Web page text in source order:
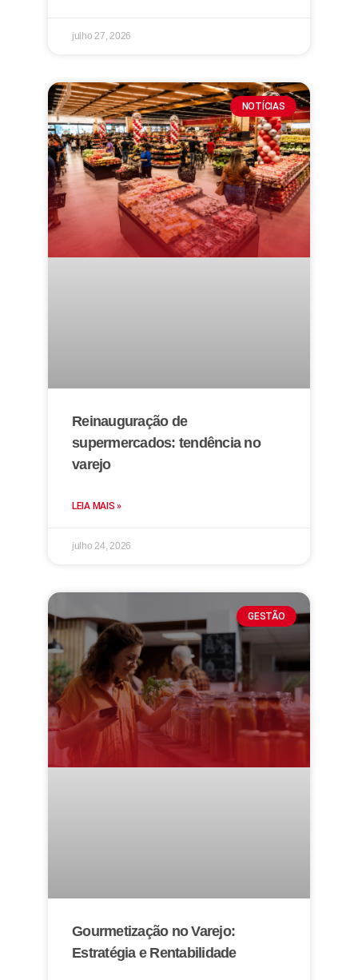
julho 27, 2026
NOTÍCIAS
Reinauguração de
supermercados: tendência no
varejo
LEIA MAIS »
julho 24, 2026
GESTÃO
Gourmetização no Varejo:
Estratégia e Rentabilidade